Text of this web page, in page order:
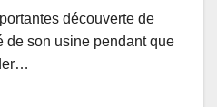
découverte de
de son usine pendant que